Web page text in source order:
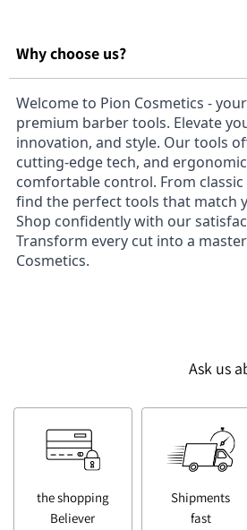
Why choose us?
Welcome to Pion Cosmetics -
premium barber tools. Elevate
innovation, and style. Our tools
cutting-edge tech, and
comfortable control. From
find the perfect tools that match
Shop confidently with our
Transform every cut into a
Cosmetics.
Ask us
Shipments
fast
the shopping
Believer